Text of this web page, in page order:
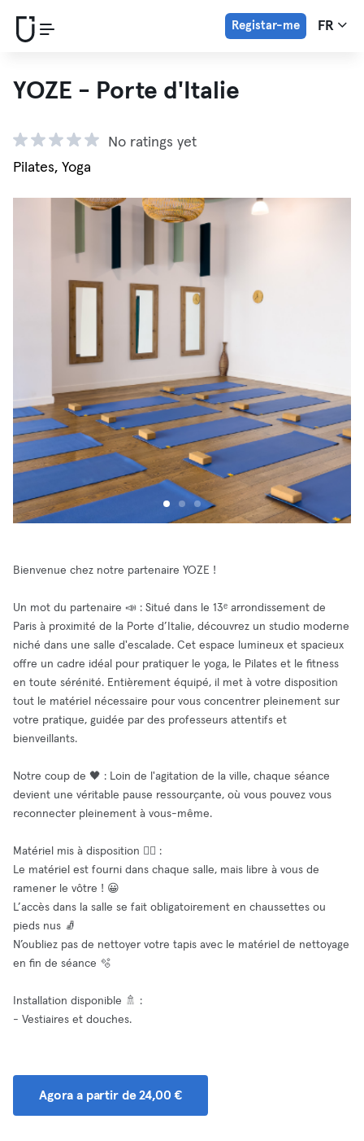
Registar-me FR
YOZE - Porte d'Italie
No ratings yet
Pilates, Yoga
Bienvenue chez notre partenaire YOZE !
Un mot du partenaire 📣 : Situé dans le 13ᵉ arrondissement de
Paris à proximité de la Porte d’Italie, découvrez un studio moderne
niché dans une salle d'escalade. Cet espace lumineux et spacieux
offre un cadre idéal pour pratiquer le yoga, le Pilates et le fitness
en toute sérénité. Entièrement équipé, il met à votre disposition
tout le matériel nécessaire pour vous concentrer pleinement sur
votre pratique, guidée par des professeurs attentifs et
bienveillants.
Notre coup de 🖤 : Loin de l'agitation de la ville, chaque séance
devient une véritable pause ressourçante, où vous pouvez vous
reconnecter pleinement à vous-même.
Matériel mis à disposition 🧘‍♂️ :
Le matériel est fourni dans chaque salle, mais libre à vous de
ramener le vôtre ! 😀
L’accès dans la salle se fait obligatoirement en chaussettes ou
pieds nus 🧦
N’oubliez pas de nettoyer votre tapis avec le matériel de nettoyage
en fin de séance 🫧
Installation disponible 🚿 :
- Vestiaires et douches.
Agora a partir de 24,00 €